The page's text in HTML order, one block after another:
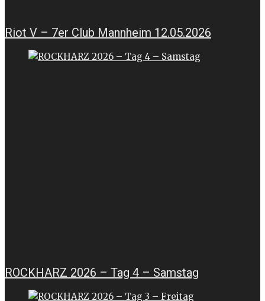
Riot V – 7er Club Mannheim 12.05.2026
ROCKHARZ 2026 – Tag 4 – Samstag